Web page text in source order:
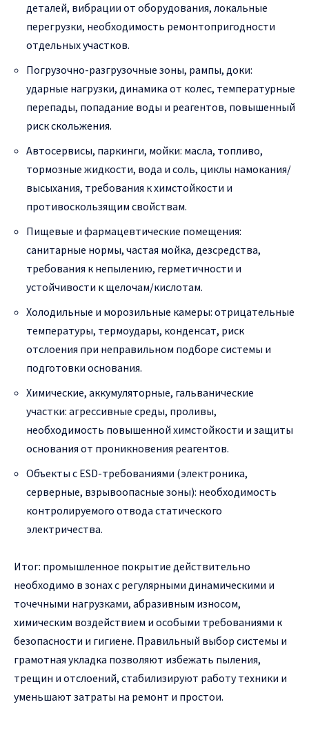
деталей, вибрации от оборудования, локальные
перегрузки, необходимость ремонтопригодности
отдельных участков.
Погрузочно-разгрузочные зоны, рампы, доки:
ударные нагрузки, динамика от колес, температурные
перепады, попадание воды и реагентов, повышенный
риск скольжения.
Автосервисы, паркинги, мойки: масла, топливо,
тормозные жидкости, вода и соль, циклы намокания/
высыхания, требования к химстойкости и
противоскользящим свойствам.
Пищевые и фармацевтические помещения:
санитарные нормы, частая мойка, дезсредства,
требования к непылению, герметичности и
устойчивости к щелочам/кислотам.
Холодильные и морозильные камеры: отрицательные
температуры, термоудары, конденсат, риск
отслоения при неправильном подборе системы и
подготовки основания.
Химические, аккумуляторные, гальванические
участки: агрессивные среды, проливы,
необходимость повышенной химстойкости и защиты
основания от проникновения реагентов.
Объекты с ESD-требованиями (электроника,
серверные, взрывоопасные зоны): необходимость
контролируемого отвода статического
электричества.
Итог: промышленное покрытие действительно
необходимо в зонах с регулярными динамическими и
точечными нагрузками, абразивным износом,
химическим воздействием и особыми требованиями к
безопасности и гигиене. Правильный выбор системы и
грамотная укладка позволяют избежать пыления,
трещин и отслоений, стабилизируют работу техники и
уменьшают затраты на ремонт и простои.